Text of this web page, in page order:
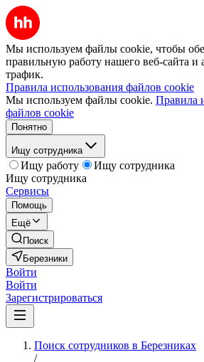
Мы используем файлы cookie, чтобы
правильную работу нашего веб-сайта и
трафик.
Правила использования файлов cookie
Мы используем файлы cookie. Правила
файлов cookie
Понятно
Ищу сотрудника
Ищу работу
Ищу сотрудника
Ищу сотрудника
Сервисы
Помощь
Ещё
Поиск
Березники
Войти
Войти
Зарегистрироваться
Поиск сотрудников в Березниках
/